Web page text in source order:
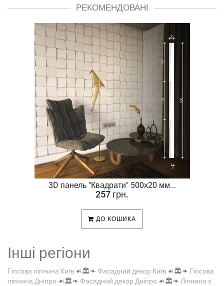
РЕКОМЕНДОВАНІ
3D панель "Квадрати" 500х20 мм...
257 грн.
ДО КОШИКА
Інші регіони
Гіпсова ліпнина Київ ☙🏛️❧ Фасадний декор Київ ☙🏛️❧ Гіпсова
ліпнина Дніпро ☙🏛️❧ Фасадний декор Дніпро ☙🏛️❧ Ліпнина з